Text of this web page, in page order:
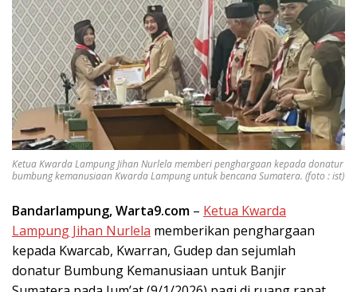
Ketua Kwarda Lampung Jihan Nurlela memberi penghargaan kepada donatur
bumbung kemanusiaan Kwarda Lampung untuk bencana Sumatera. (foto : ist)
Bandarlampung, Warta9.com – Ketua Kwarda
Lampung Jihan Nurlela memberikan penghargaan
kepada Kwarcab, Kwarran, Gudep dan sejumlah
donatur Bumbung Kemanusiaan untuk Banjir